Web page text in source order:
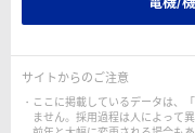
サイトからのご注意
ここに掲載しているデータは、
ません。採用過程は人によって